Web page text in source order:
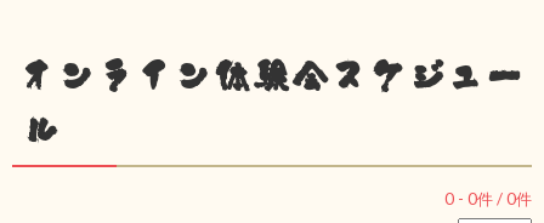
オンライン体験会スケジュー
ル
0 - 0件 /0件